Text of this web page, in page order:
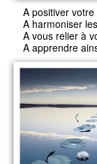
A positiver
A harmoniser
A vous relier à
A apprendre